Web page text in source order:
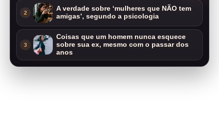
2
A verdade sobre ‘mulheres que NÃO tem
amigas’, segundo a psicologia
3
Coisas que um homem nunca esquece
sobre sua ex, mesmo com o passar dos
anos